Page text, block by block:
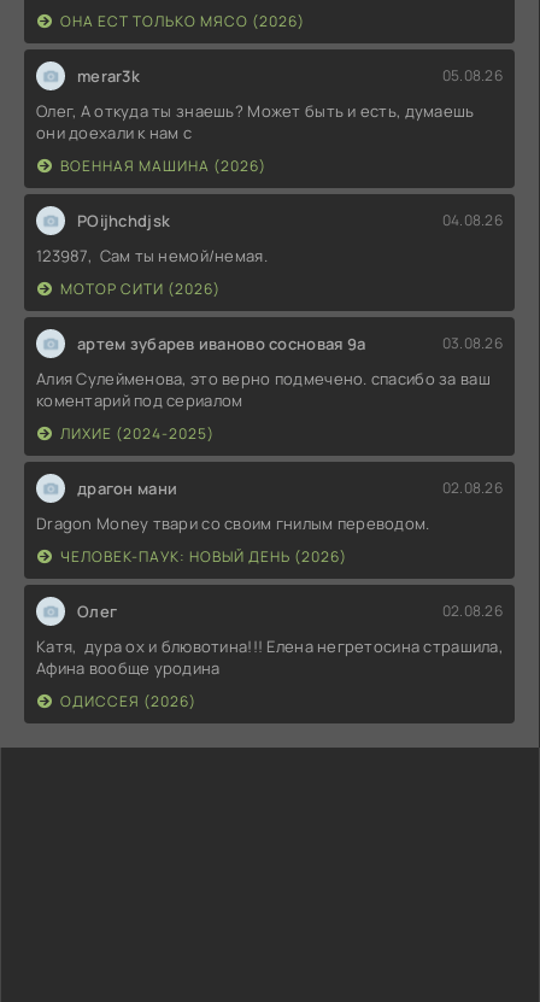
ОНА ЕСТ ТОЛЬКО МЯСО (2026)
merar3k 05.08.26
Олег, А откуда ты знаешь? Может быть и есть, думаешь
они доехали к нам с
ВОЕННАЯ МАШИНА (2026)
POijhchdjsk 04.08.26
123987, Сам ты немой/немая.
МОТОР СИТИ (2026)
артем зубарев иваново сосновая 9а 03.08.26
Алия Сулейменова, это верно подмечено. спасибо за ваш
коментарий под сериалом
ЛИХИЕ (2024-2025)
драгон мани 02.08.26
Dragon Money твари со своим гнилым переводом.
ЧЕЛОВЕК-ПАУК: НОВЫЙ ДЕНЬ (2026)
Олег 02.08.26
Катя, дура ох и блювотина!!! Елена негретосина страшила,
Афина вообще уродина
ОДИССЕЯ (2026)